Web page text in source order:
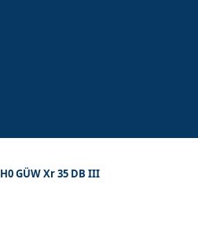
H0 GÜW Xr 35 DB III